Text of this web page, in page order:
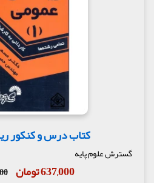
کتاب درس و کنکور
گسترش علوم پایه
637,000 تومان